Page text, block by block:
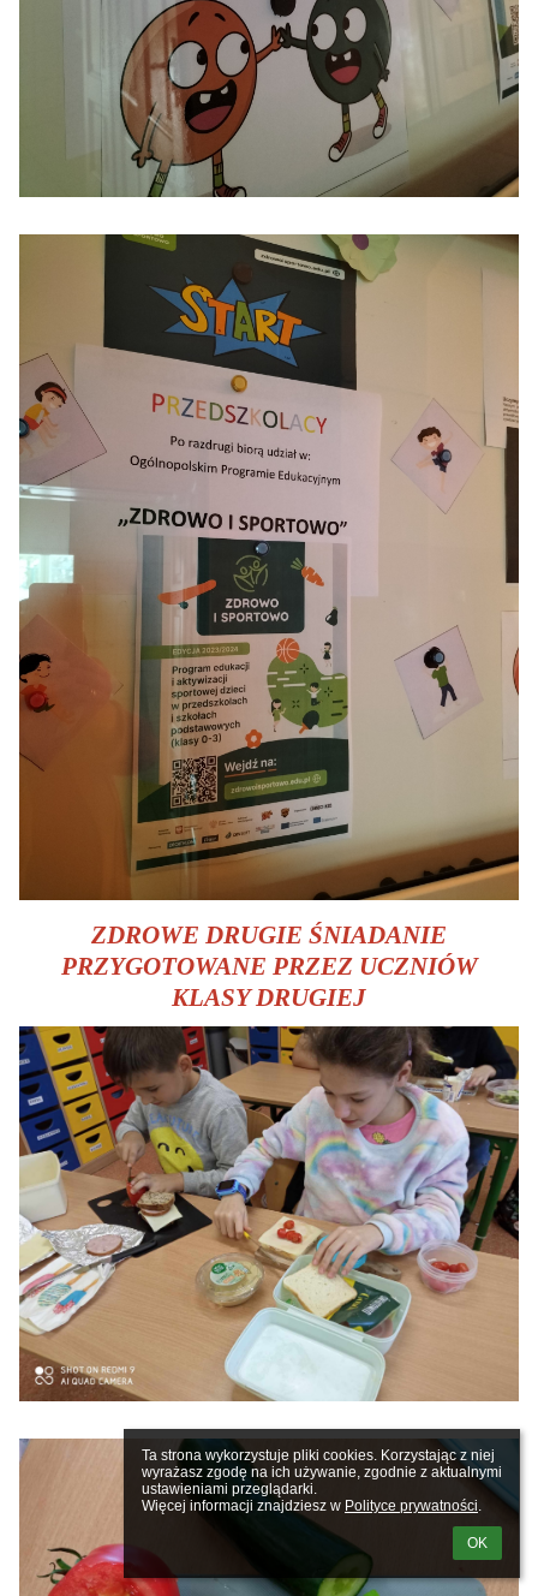
Ta strona wykorzystuje pliki cookies. Korzystając z niej
wyrażasz zgodę na ich używanie, zgodnie z aktualnymi
ustawieniami przeglądarki.
Więcej informacji znajdziesz w Polityce prywatności.
OK
ZDROWE DRUGIE ŚNIADANIE
PRZYGOTOWANE PRZEZ UCZNIÓW
KLASY DRUGIEJ